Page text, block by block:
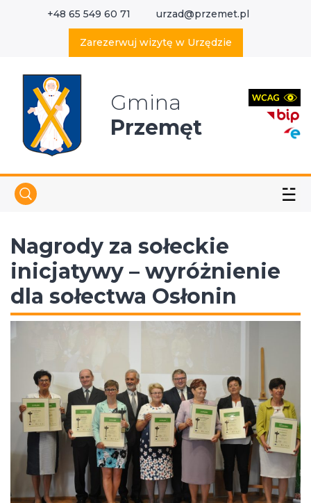
+48 65 549 60 71 urzad@przemet.pl
Zarezerwuj wizytę w Urzędzie
Gmina
Przemęt
☱
Nagrody za sołeckie
inicjatywy – wyróżnienie
dla sołectwa Osłonin
Wyszukaj w serwisie